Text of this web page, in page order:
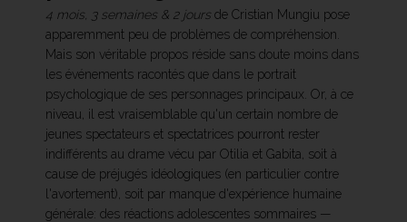
4 mois, 3 semaines & 2 jours de Cristian Mungiu pose
apparemment peu de problèmes de compréhension.
Mais son véritable propos réside sans doute moins dans
les événements racontés que dans le portrait
psychologique de ses personnages principaux. Or, à ce
niveau, il est vraisemblable qu'un certain nombre de
jeunes spectateurs et spectatrices pourront rester
indifférents au drame vécu par Otilia et Gabita, soit à
cause de préjugés idéologiques (en particulier contre
l'avortement), soit par manque d'expérience humaine
générale: des réactions adolescentes sommaires —